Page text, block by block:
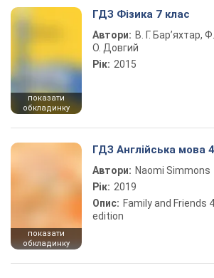
показати
обкладинку
ГДЗ Фізика 7 клас
Автори: В. Г. Бар’яхтар,
О. Довгий
Рік: 2015
показати
обкладинку
ГДЗ Англійська мова
Автори: Naomi Simmons
Рік: 2019
Опис: Family and Friends
edition